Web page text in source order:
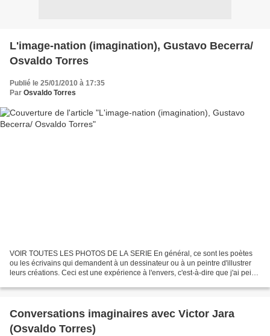
L'image-nation (imagination), Gustavo Becerra/
Osvaldo Torres
Publié le 25/01/2010 à 17:35
Par Osvaldo Torres
VOIR TOUTES LES PHOTOS DE LA SERIE En général, ce sont les poètes
ou les écrivains qui demandent à un dessinateur ou à un peintre d'illustrer
leurs créations. Ceci est une expérience à l'envers, c'est-à-dire que j'ai peint
Conversations imaginaires avec Victor Jara
(Osvaldo Torres)